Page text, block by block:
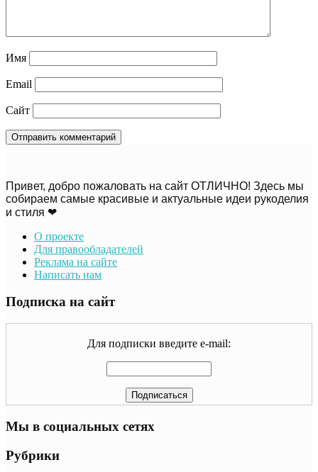
Имя
Email
Сайт
Привет, добро пожаловать на сайт ОТЛИЧНО! Здесь мы
собираем самые красивые и актуальные идеи рукоделия
и стиля ❤
О проекте
Для правообладателей
Реклама на сайте
Написать нам
Подписка на сайт
Для подписки введите e-mail:
Мы в социальных сетях
Рубрики